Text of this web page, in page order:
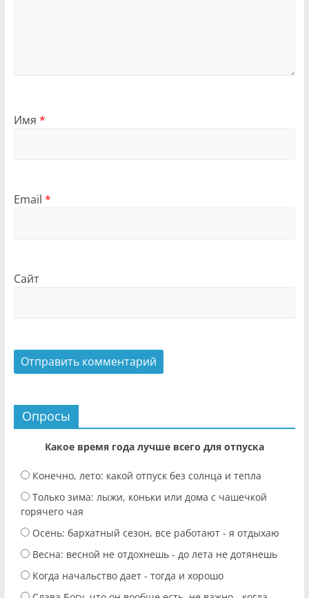
Имя *
Email *
Сайт
Опросы
Какое время года лучше всего для отпуска
Конечно, лето: какой отпуск без солнца и тепла
Только зима: лыжи, коньки или дома с чашечкой
горячего чая
Осень: бархатный сезон, все работают - я отдыхаю
Весна: весной не отдохнешь - до лета не дотянешь
Когда начальство дает - тогда и хорошо